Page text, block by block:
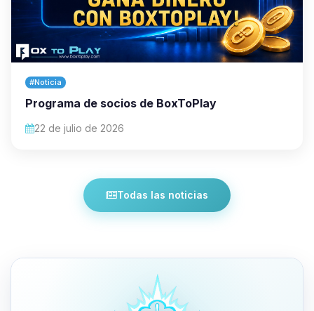
#Noticia
Programa de socios de BoxToPlay
22 de julio de 2026
Todas las noticias